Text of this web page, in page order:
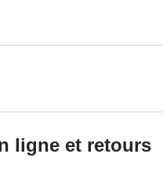
ligne et retours